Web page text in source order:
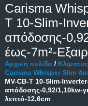
Carisma
T 10-Slim-
απόδοσης-
έως-7m²-
Αρχική σελίδα /
Carisma Whisper Slim
MV-CB-T 10-Slim-
απόδοσης-0,92/1,10kw-
λεπτό-12,6cm